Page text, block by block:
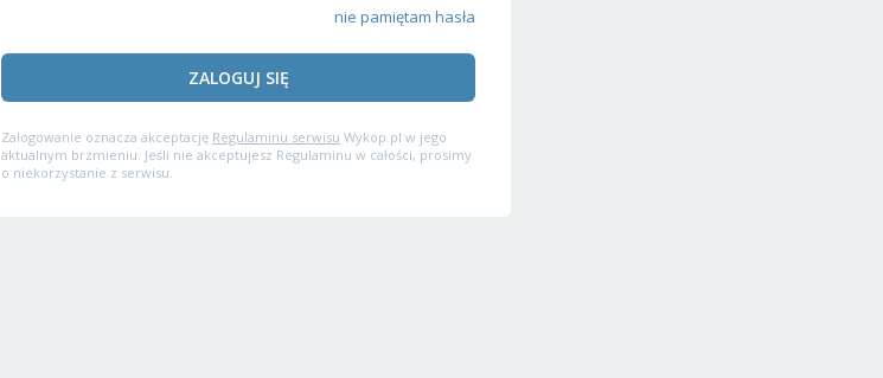
nie pamiętam hasła
ZALOGUJ SIĘ
Zalogowanie oznacza akceptację Regulaminu serwisu Wykop.pl w jego
aktualnym brzmieniu. Jeśli nie akceptujesz Regulaminu w całości, prosimy
o niekorzystanie z serwisu.